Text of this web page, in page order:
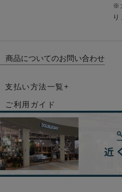
※
商品についてのお問い合わせ
支払い方法一覧+
ご利用ガイド